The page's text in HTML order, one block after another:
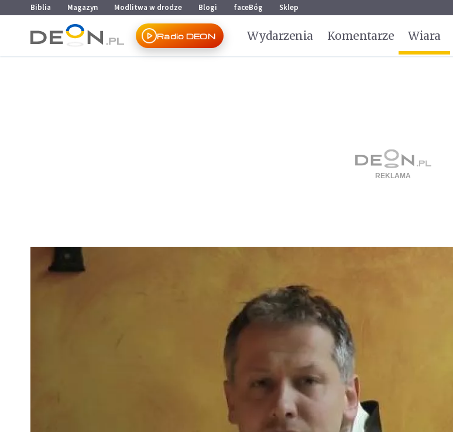
Przejdź do menu głównego
Przejdź do treści
Biblia Magazyn Modlitwa w drodze Blogi faceBóg Sklep
Radio DEON Wydarzenia Komentarze Wiara